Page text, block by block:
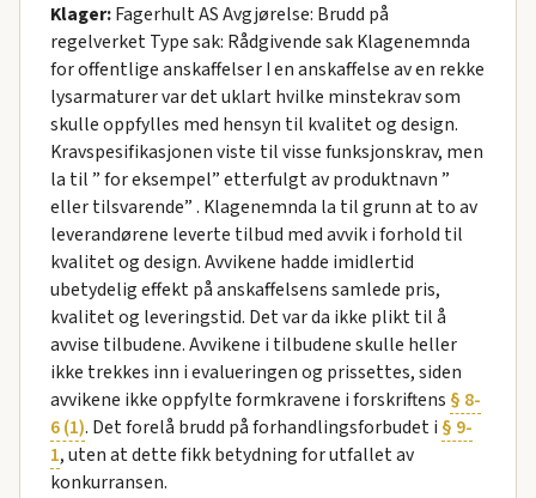
Klager:Fagerhult AS Avgjørelse: Brudd på
regelverket Type sak: Rådgivende sak Klagenemnda
for offentlige anskaffelser I en anskaffelse av en rekke
lysarmaturer var det uklart hvilke minstekrav som
skulle oppfylles med hensyn til kvalitet og design.
Kravspesifikasjonen viste til visse funksjonskrav, men
la til ” for eksempel” etterfulgt av produktnavn ”
eller tilsvarende” . Klagenemnda la til grunn at to av
leverandørene leverte tilbud med avvik i forhold til
kvalitet og design. Avvikene hadde imidlertid
ubetydelig effekt på anskaffelsens samlede pris,
kvalitet og leveringstid. Det var da ikke plikt til å
avvise tilbudene. Avvikene i tilbudene skulle heller
ikke trekkes inn i evalueringen og prissettes, siden
avvikene ikke oppfylte formkravene i forskriftens § 8-
6 (1). Det forelå brudd på forhandlingsforbudet i § 9-
1, uten at dette fikk betydning for utfallet av
konkurransen.